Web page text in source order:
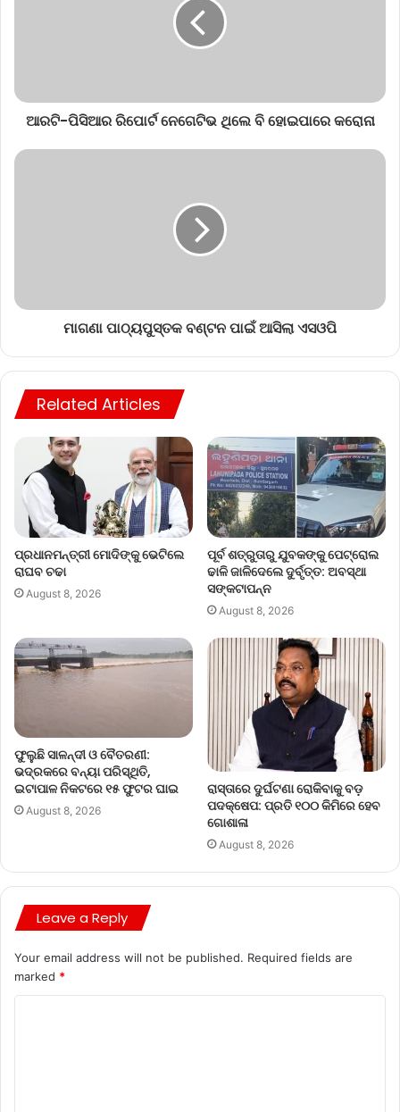
ଆରଟି-ପିସିଆର ରିପୋର୍ଟ ନେଗେଟିଭ ଥିଲେ ବି ହୋଇପାରେ କରୋନା
ମାଗଣା ପାଠ୍ୟପୁସ୍ତକ ବଣ୍ଟନ ପାଇଁ ଆସିଲା ଏସଓପି
Related Articles
ପ୍ରଧାନମନ୍ତ୍ରୀ ମୋଦିଙ୍କୁ ଭେଟିଲେ
ରାଘବ ଚଢା
August 8, 2026
ପୂର୍ବ ଶତ୍ରୁତାରୁ ଯୁବକଙ୍କୁ ପେଟ୍ରୋଲ
ଢାଳି ଜାଳିଦେଲେ ଦୁର୍ବୃତ୍ତ: ଅବସ୍ଥା
ସଙ୍କଟାପନ୍ନ
August 8, 2026
ଫୁଲୁଛି ସାଳନ୍ଦୀ ଓ ବୈତରଣୀ:
ଭଦ୍ରକରେ ବନ୍ୟା ପରିସ୍ଥିତି,
ଇଟାପାଳ ନିକଟରେ ୧୫ ଫୁଟର ଘାଇ
August 8, 2026
ରାସ୍ତାରେ ଦୁର୍ଘଟଣା ରୋକିବାକୁ ବଡ଼
ପଦକ୍ଷେପ: ପ୍ରତି ୧୦୦ କିମିରେ ହେବ
ଗୋଶାଳା
August 8, 2026
Leave a Reply
Your email address will not be published. Required fields are
marked *